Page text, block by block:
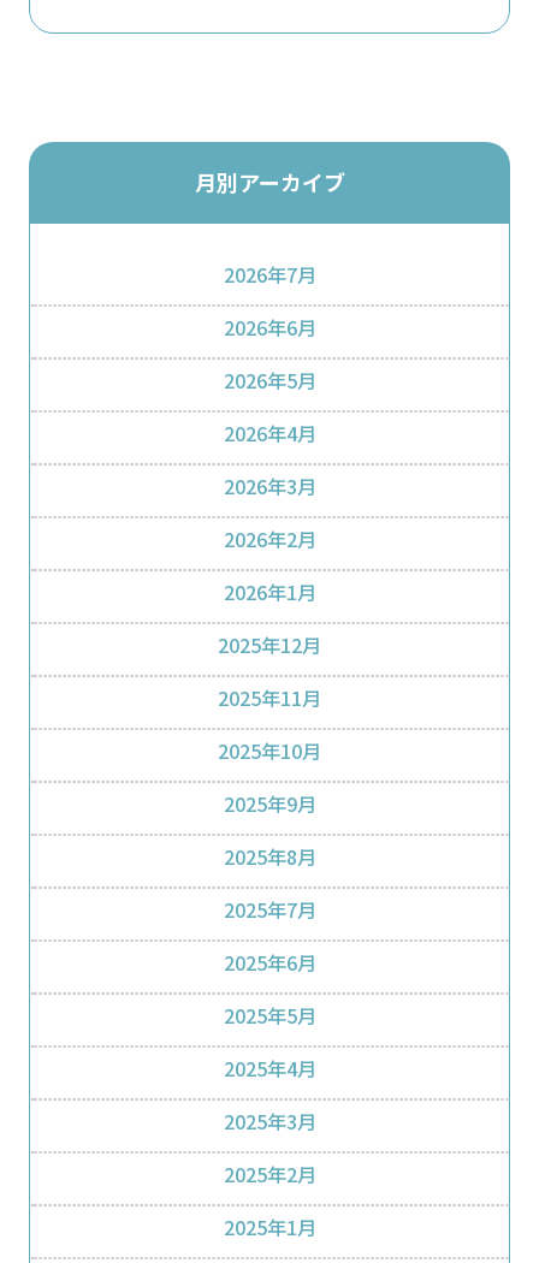
月別アーカイブ
2026年7月
2026年6月
2026年5月
2026年4月
2026年3月
2026年2月
2026年1月
2025年12月
2025年11月
2025年10月
2025年9月
2025年8月
2025年7月
2025年6月
2025年5月
2025年4月
2025年3月
2025年2月
2025年1月